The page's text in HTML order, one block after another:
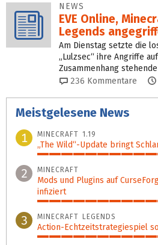
NEWS
EVE Online,
Legends
Am Dienstag setzte die
„Lulzsec“ ihre Angriffe
Zusammenhang
236 Kommentare
Meistgelesene News
1
MINECRAFT 1.19
„The Wild“-Update bringt
100%
2 MINECRAFT
Mods und Plugins auf
infiziert
61%
3 MINECRAFT LEGENDS
Action-Echtzeit­strategiespiel
56%